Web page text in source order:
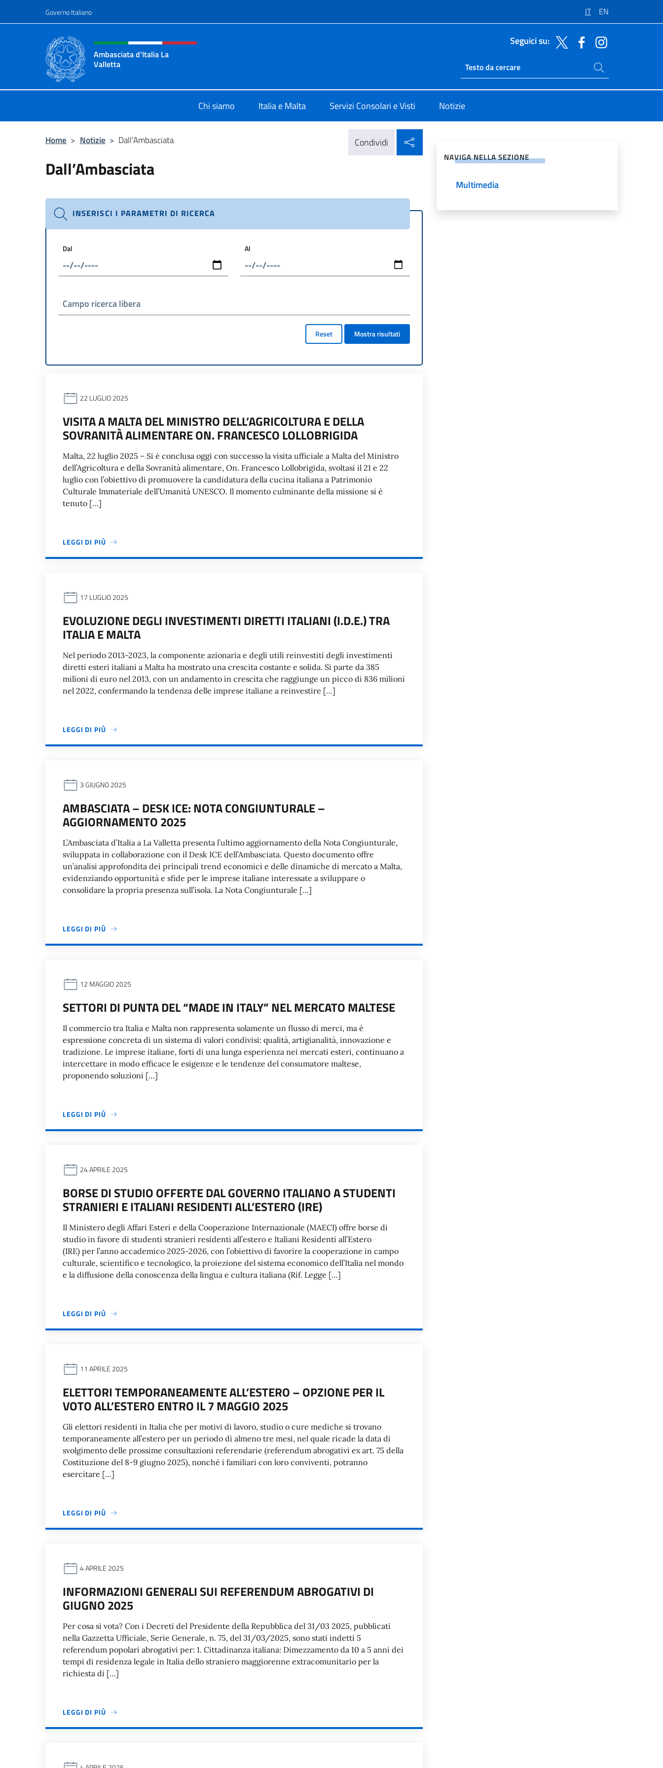
Governo Italiano IT EN
Intestazione sito, social e menù
Ambasciata d'Italia La
Valletta
Seguici su:
Ricerca sito live
Cerca nel sito
Chi siamo Italia e Malta Servizi Consolari e Visti Notizie
Home > Notizie > Dall’Ambasciata Condividi
Dall’Ambasciata
INSERISCI I PARAMETRI DI RICERCA
Dal Al
Campo ricerca libera
Reset Mostra risultati
22 LUGLIO 2025
VISITA A MALTA DEL MINISTRO DELL’AGRICOLTURA E DELLA
SOVRANITÀ ALIMENTARE ON. FRANCESCO LOLLOBRIGIDA
Malta, 22 luglio 2025 – Si è conclusa oggi con successo la visita ufficiale a Malta del Ministro
dell’Agricoltura e della Sovranità alimentare, On. Francesco Lollobrigida, svoltasi il 21 e 22
luglio con l’obiettivo di promuovere la candidatura della cucina italiana a Patrimonio
Culturale Immateriale dell’Umanità UNESCO. Il momento culminante della missione si è
tenuto […]
LEGGI DI PIÙ
17 LUGLIO 2025
EVOLUZIONE DEGLI INVESTIMENTI DIRETTI ITALIANI (I.D.E.) TRA
ITALIA E MALTA
Nel periodo 2013-2023, la componente azionaria e degli utili reinvestiti degli investimenti
diretti esteri italiani a Malta ha mostrato una crescita costante e solida. Si parte da 385
milioni di euro nel 2013, con un andamento in crescita che raggiunge un picco di 836 milioni
nel 2022, confermando la tendenza delle imprese italiane a reinvestire […]
LEGGI DI PIÙ
3 GIUGNO 2025
AMBASCIATA – DESK ICE: NOTA CONGIUNTURALE –
AGGIORNAMENTO 2025
L’Ambasciata d’Italia a La Valletta presenta l’ultimo aggiornamento della Nota Congiunturale,
sviluppata in collaborazione con il Desk ICE dell’Ambasciata. Questo documento offre
un’analisi approfondita dei principali trend economici e delle dinamiche di mercato a Malta,
evidenziando opportunità e sfide per le imprese italiane interessate a sviluppare o
consolidare la propria presenza sull’isola. La Nota Congiunturale […]
LEGGI DI PIÙ
12 MAGGIO 2025
SETTORI DI PUNTA DEL “MADE IN ITALY” NEL MERCATO MALTESE
Il commercio tra Italia e Malta non rappresenta solamente un flusso di merci, ma è
espressione concreta di un sistema di valori condivisi: qualità, artigianalità, innovazione e
tradizione. Le imprese italiane, forti di una lunga esperienza nei mercati esteri, continuano a
intercettare in modo efficace le esigenze e le tendenze del consumatore maltese,
proponendo soluzioni […]
LEGGI DI PIÙ
24 APRILE 2025
BORSE DI STUDIO OFFERTE DAL GOVERNO ITALIANO A STUDENTI
STRANIERI E ITALIANI RESIDENTI ALL’ESTERO (IRE)
Il Ministero degli Affari Esteri e della Cooperazione Internazionale (MAECI) offre borse di
studio in favore di studenti stranieri residenti all’estero e Italiani Residenti all’Estero
(IRE) per l’anno accademico 2025-2026, con l’obiettivo di favorire la cooperazione in campo
culturale, scientifico e tecnologico, la proiezione del sistema economico dell’Italia nel mondo
e la diffusione della conoscenza della lingua e cultura italiana (Rif. Legge […]
LEGGI DI PIÙ
11 APRILE 2025
ELETTORI TEMPORANEAMENTE ALL’ESTERO – OPZIONE PER IL
VOTO ALL’ESTERO ENTRO IL 7 MAGGIO 2025
Gli elettori residenti in Italia che per motivi di lavoro, studio o cure mediche si trovano
temporaneamente all’estero per un periodo di almeno tre mesi, nel quale ricade la data di
svolgimento delle prossime consultazioni referendarie (referendum abrogativi ex art. 75 della
Costituzione del 8-9 giugno 2025), nonché i familiari con loro conviventi, potranno
esercitare […]
LEGGI DI PIÙ
4 APRILE 2025
INFORMAZIONI GENERALI SUI REFERENDUM ABROGATIVI DI
GIUGNO 2025
Per cosa si vota? Con i Decreti del Presidente della Repubblica del 31/03 2025, pubblicati
nella Gazzetta Ufficiale, Serie Generale, n. 75, del 31/03/2025, sono stati indetti 5
referendum popolari abrogativi per: 1. Cittadinanza italiana: Dimezzamento da 10 a 5 anni dei
tempi di residenza legale in Italia dello straniero maggiorenne extracomunitario per la
richiesta di […]
LEGGI DI PIÙ
NAVIGA NELLA SEZIONE
Multimedia